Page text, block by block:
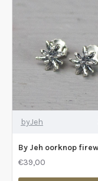
byJeh
€39,00